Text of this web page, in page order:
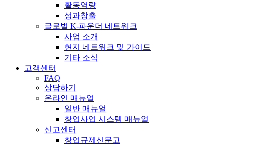
활동역량
성과창출
글로벌 K-파운더 네트워크
사업 소개
현지 네트워크 및 가이드
기타 소식
고객센터
FAQ
상담하기
온라인 매뉴얼
일반 매뉴얼
창업사업 시스템 매뉴얼
신고센터
창업규제신문고